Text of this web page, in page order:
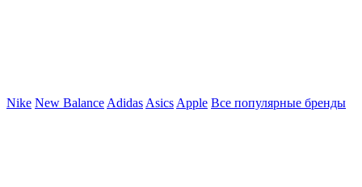
Nike New Balance Adidas Asics Apple Все популярные бренды